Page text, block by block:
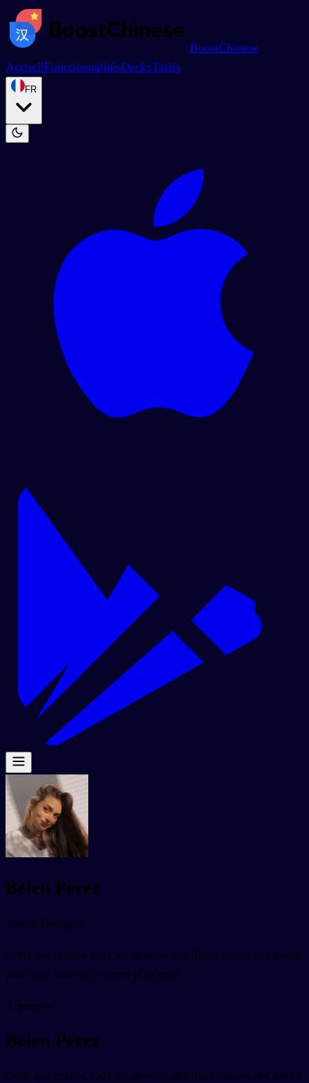
BoostChinese
AccueilFonctionnalitésDecksTarifs
FR
Belen Perez
Visual Designer
Celle qui réalise tous les dessins des illustrations des decks
pour que tout soit encore plus cool.
À propos
Belen Perez
Celle qui réalise tous les dessins des illustrations des decks